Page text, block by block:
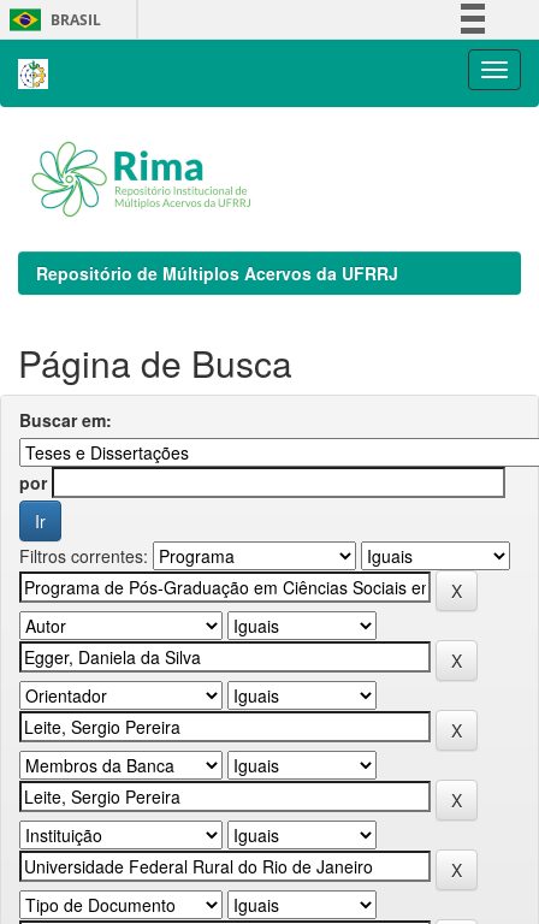
Skip
navigation
BRASIL
Repositório de Múltiplos Acervos da UFRRJ
Página de Busca
Buscar em:
por
Filtros correntes: